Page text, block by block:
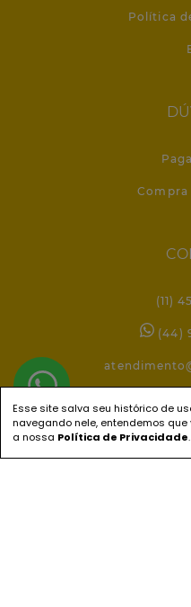
Política
Compra
(11)
(44)
Esse site salva seu histórico de
navegando nele, entendemos
a nossa Política de Privacidade.